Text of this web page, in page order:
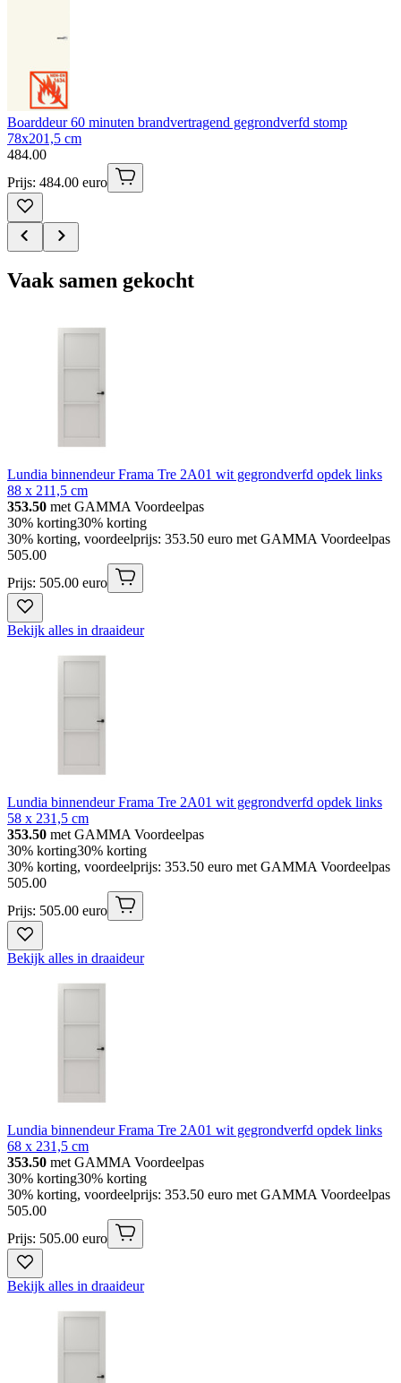
Boarddeur 60 minuten brandvertragend gegrondverfd stomp
78x201,5 cm
484.00
Prijs: 484.00 euro
Vaak samen gekocht
Lundia binnendeur Frama Tre 2A01 wit gegrondverfd opdek links
88 x 211,5 cm
353.50 met GAMMA Voordeelpas
30% korting30% korting
30% korting, voordeelprijs: 353.50 euro met GAMMA Voordeelpas
505.00
Prijs: 505.00 euro
Bekijk alles in draaideur
Lundia binnendeur Frama Tre 2A01 wit gegrondverfd opdek links
58 x 231,5 cm
353.50 met GAMMA Voordeelpas
30% korting30% korting
30% korting, voordeelprijs: 353.50 euro met GAMMA Voordeelpas
505.00
Prijs: 505.00 euro
Bekijk alles in draaideur
Lundia binnendeur Frama Tre 2A01 wit gegrondverfd opdek links
68 x 231,5 cm
353.50 met GAMMA Voordeelpas
30% korting30% korting
30% korting, voordeelprijs: 353.50 euro met GAMMA Voordeelpas
505.00
Prijs: 505.00 euro
Bekijk alles in draaideur